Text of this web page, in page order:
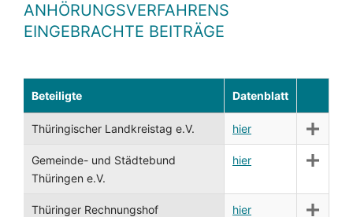
ANHÖRUNGSVERFAHRENS
EINGEBRACHTE BEITRÄGE
Beteiligte Datenblatt
Thüringischer Landkreistag e.V. hier
Gemeinde- und Städtebund
Thüringen e.V.
hier
Thüringer Rechnungshof hier